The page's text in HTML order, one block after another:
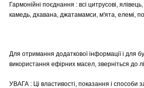
Гармонійні поєднання : всі цитрусові,
камедь, дхавана, джатамамси, м'ята, елемі,
Для отримання додаткової інформації і для
використання ефірних масел, зверніться до
УВАГА : Ці властивості, показання і способи